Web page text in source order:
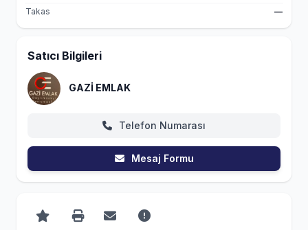
Takas
—
Satıcı Bilgileri
GAZİ EMLAK
Telefon Numarası
Mesaj Formu